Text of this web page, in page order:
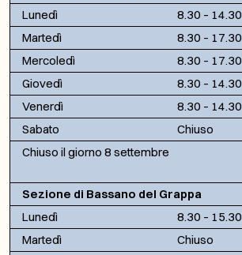
Lunedì
8.30 – 14.30
Martedì
8.30 – 17.30
Mercoledì
8.30 – 17.30
Giovedì
8.30 – 14.30
Venerdì
8.30 – 14.30
Sabato
Chiuso
Chiuso il giorno 8 settembre
Sezione di Bassano del Grappa
Lunedì
8.30 – 15.30
Martedì
Chiuso